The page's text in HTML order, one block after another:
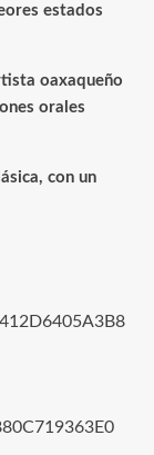
estados
oaxaqueño
orales
con un